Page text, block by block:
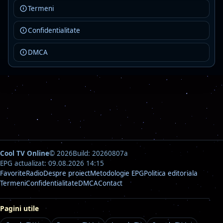
Termeni
Confidentialitate
DMCA
Rock Fm Ballads
AAC · 80 kbps
ballads classic rock
Asculta
Detalii
Cool TV Online© 2026Build: 20260807a
EPG actualizat: 09.08.2026 14:15
FavoriteRadioDespre proiectMetodologie EPGPolitica editoriala
TermeniConfidentialitateDMCAContact
Pagini utile